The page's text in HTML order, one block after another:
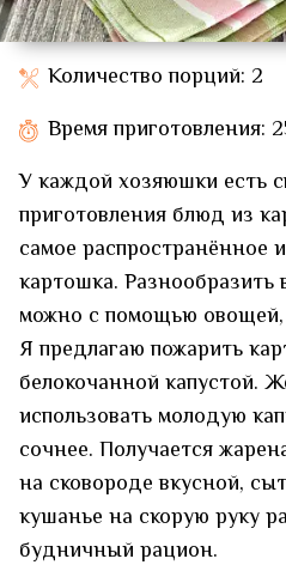
Количество порций: 2
Время приготовления:
У каждой хозяюшки есть
приготовления блюд из
самое распространённое
картошка.
можно с помощью овощей,
Я предлагаю пожарить
белокочанной капустой.
использовать молодую
сочнее. Получается
на сковороде вкусной,
кушанье на скорую руку
будничный рацион.